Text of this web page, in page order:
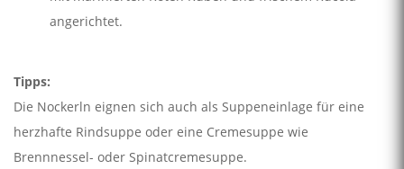
angerichtet.
Tipps:
Die Nockerln eignen sich auch als Suppeneinlage für eine
herzhafte Rindsuppe oder eine Cremesuppe wie
Brennnessel- oder Spinatcremesuppe.